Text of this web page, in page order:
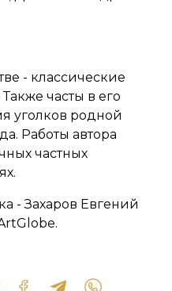
- классические
часты в его
уголков родной
Работы автора
частных
- Захаров Евгений